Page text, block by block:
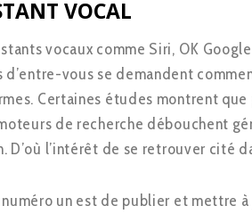
VOCAL
vocaux comme Siri, OK
d’entre-vous se demandent
Certaines études montrent
de recherche débouchent
D’où l’intérêt de se retrouver cité
numéro un est de publier et mettre